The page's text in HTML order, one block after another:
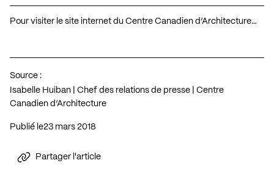
Pour visiter le site internet du Centre Canadien d’Architecture…
Source :
Isabelle Huiban | Chef des relations de presse | Centre
Canadien d’Architecture
Publié le 23 mars 2018
Partager l'article